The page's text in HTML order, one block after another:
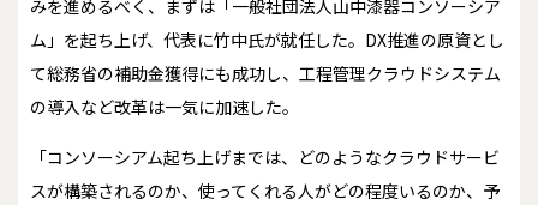
みを進めるべく、まずは「一般社団法人山中漆器コンソーシア
ム」を起ち上げ、代表に竹中氏が就任した。DX推進の原資とし
て総務省の補助金獲得にも成功し、工程管理クラウドシステム
の導入など改革は一気に加速した。
「コンソーシアム起ち上げまでは、どのようなクラウドサービ
スが構築されるのか、使ってくれる人がどの程度いるのか、予